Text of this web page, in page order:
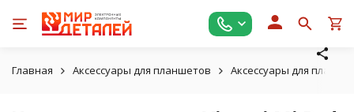
Главная Аксессуары для планшетов Аксессуары для